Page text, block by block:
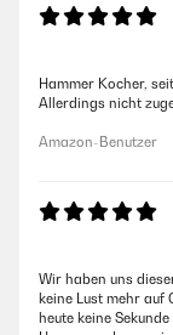
Hammer Kocher,
Allerdings nicht
Amazon-Benutzer
Wir haben uns
keine Lust mehr
heute keine